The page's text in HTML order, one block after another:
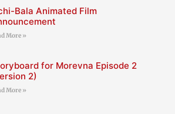
Bala Animated Film
More »
for Morevna Episode 2
2)
More »